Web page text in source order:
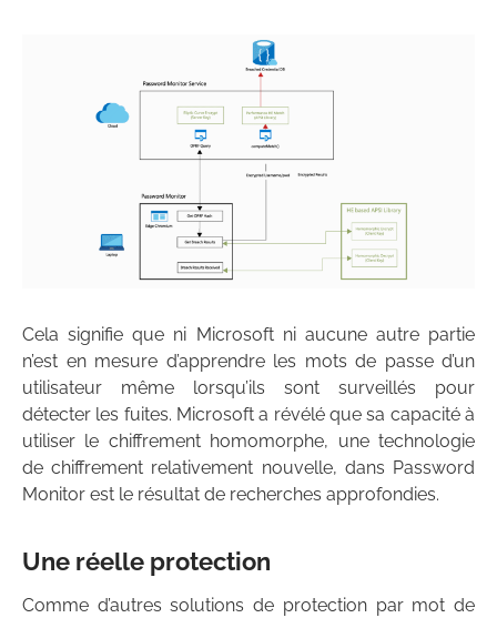
Cela signifie que ni Microsoft ni aucune autre partie
n’est en mesure d’apprendre les mots de passe d’un
utilisateur même lorsqu’ils sont surveillés pour
détecter les fuites. Microsoft a révélé que sa capacité à
utiliser le chiffrement homomorphe, une technologie
de chiffrement relativement nouvelle, dans Password
Monitor est le résultat de recherches approfondies.
Une réelle protection
Comme d’autres solutions de protection par mot de